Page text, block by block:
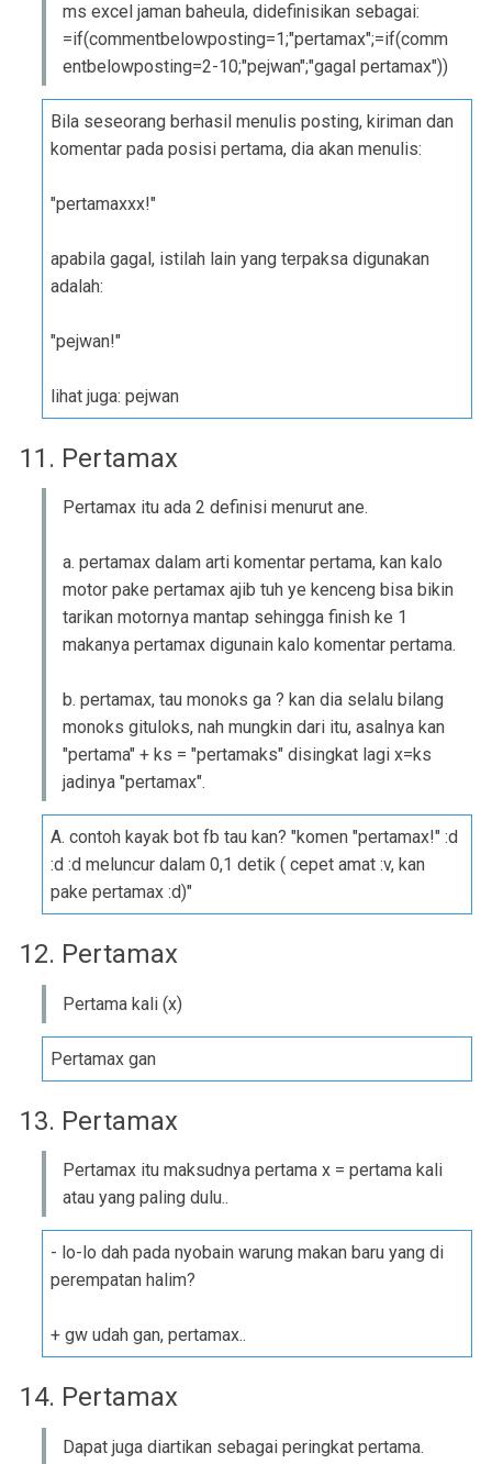
ms excel jaman baheula, didefinisikan sebagai:
=if(commentbelowposting=1;"pertamax";=if(comm
entbelowposting=2-10;"pejwan";"gagal pertamax"))
Bila seseorang berhasil menulis posting, kiriman dan
komentar pada posisi pertama, dia akan menulis:
"pertamaxxx!"
apabila gagal, istilah lain yang terpaksa digunakan
adalah:
"pejwan!"
lihat juga: pejwan
11. Pertamax
Pertamax itu ada 2 definisi menurut ane.
a. pertamax dalam arti komentar pertama, kan kalo
motor pake pertamax ajib tuh ye kenceng bisa bikin
tarikan motornya mantap sehingga finish ke 1
makanya pertamax digunain kalo komentar pertama.
b. pertamax, tau monoks ga ? kan dia selalu bilang
monoks gituloks, nah mungkin dari itu, asalnya kan
"pertama" + ks = "pertamaks" disingkat lagi x=ks
jadinya "pertamax".
A. contoh kayak bot fb tau kan? "komen "pertamax!" :d
:d :d meluncur dalam 0,1 detik ( cepet amat :v, kan
pake pertamax :d)"
12. Pertamax
Pertama kali (x)
Pertamax gan
13. Pertamax
Pertamax itu maksudnya pertama x = pertama kali
atau yang paling dulu..
- lo-lo dah pada nyobain warung makan baru yang di
perempatan halim?
+ gw udah gan, pertamax..
14. Pertamax
Dapat juga diartikan sebagai peringkat pertama.